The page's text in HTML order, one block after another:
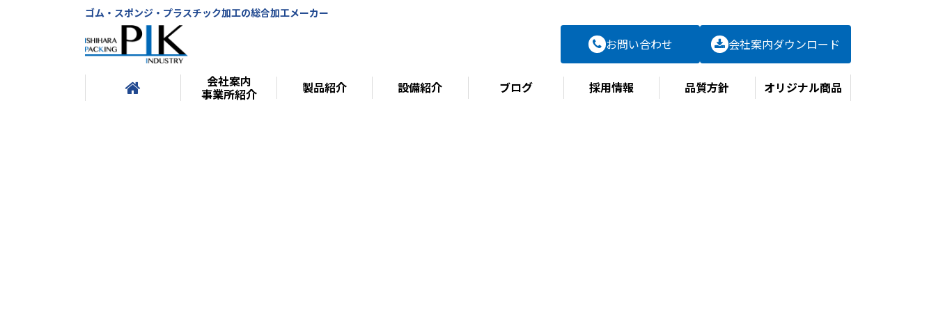
ゴム・スポンジ・プラスチック加工の総合加工メーカー
お問い合わせ 会社案内ダウンロード
会社案内
事業所紹介 製品紹介 設備紹介 ブログ 採用情報 品質方針 オリジナル商品